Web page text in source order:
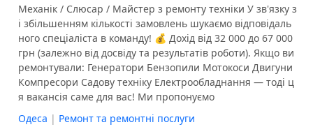
Механік / Слюсар / Майстер з ремонту техніки У зв'язку з
і збільшенням кількості замовлень шукаємо відповідаль
ного спеціаліста в команду! 💰 Дохід від 32 000 до 67 000
грн (залежно від досвіду та результатів роботи). Якщо ви
ремонтували: Генератори Бензопили Мотокоси Двигуни
Компресори Садову техніку Електрообладнання — тоді ц
я вакансія саме для вас! Ми пропонуємо
Одеса | Ремонт та ремонтні послуги